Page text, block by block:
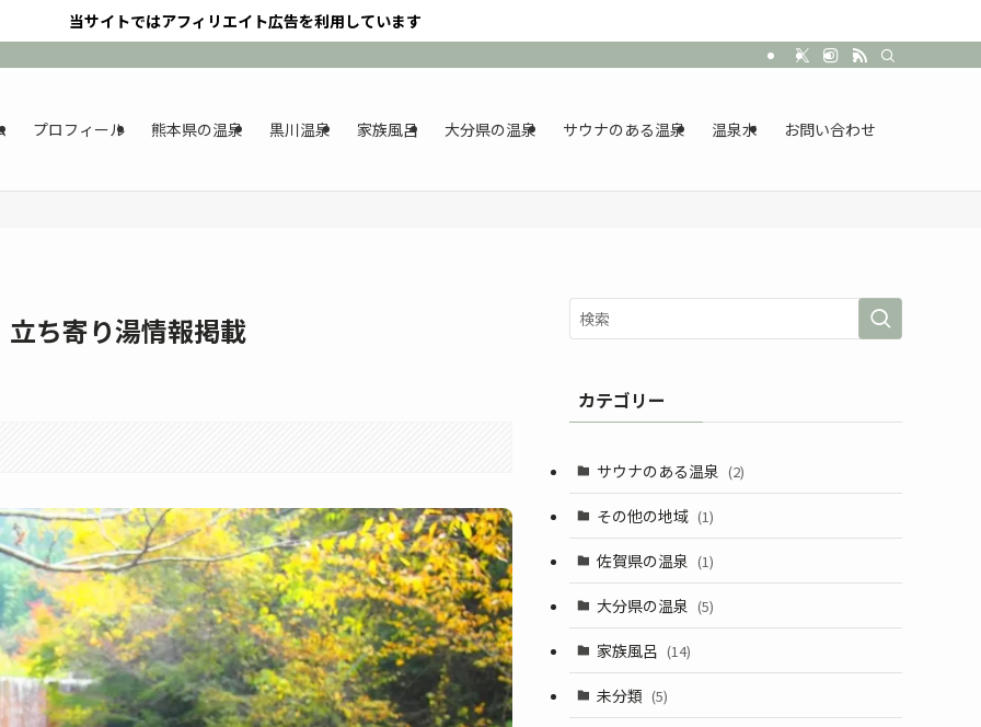
当サイトではアフィリエイト広告を利用しています
プロフィール 熊本県の温泉 黒川温泉 家族風呂 大分県の温泉 サウナのある温泉 温泉水 お問い合わせ
ち寄り湯情報掲載
カテゴリー
サウナのある温泉 (2)
その他の地域 (1)
佐賀県の温泉 (1)
大分県の温泉 (5)
家族風呂 (14)
未分類 (5)